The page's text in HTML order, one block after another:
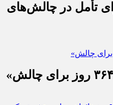
تأمل در چالش‌های